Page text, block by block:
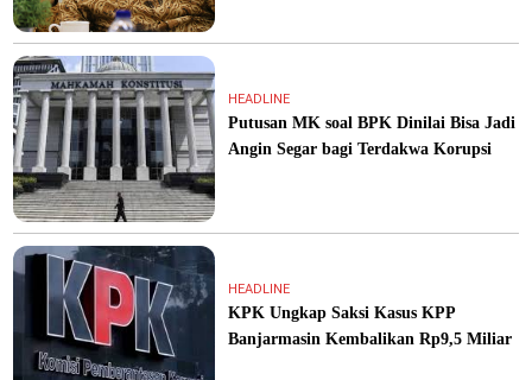
HEADLINE
Putusan MK soal BPK Dinilai Bisa Jadi
Angin Segar bagi Terdakwa Korupsi
HEADLINE
KPK Ungkap Saksi Kasus KPP
Banjarmasin Kembalikan Rp9,5 Miliar